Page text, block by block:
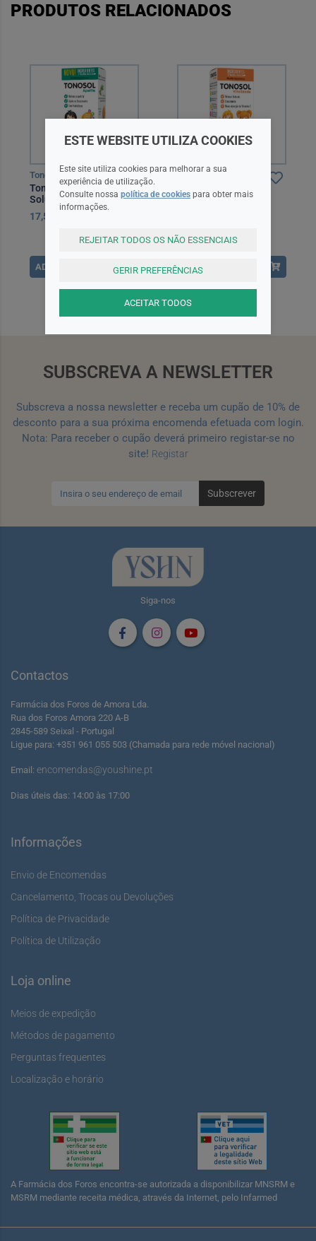
PRODUTOS RELACIONADOS
Tonosol
Tonosol Apetite
Solução Oral 150 ml
17,50EUR
ADICIONAR
Tonosol
Tonosol Vitalidade
Solução Oral 200 ml
ADICIONAR
SUBSCREVA A NEWSLETTER
Subscreva a nossa newsletter e receba um cupão de 10% de
desconto para a sua próxima encomenda efetuada com login.
Nota: Para receber o cupão deverá primeiro registar-se no
site! Registar
Subscrever
Siga-nos
Contactos
Farmácia dos Foros de Amora Lda.
Rua dos Foros Amora 220 A-B
2845-589 Seixal - Portugal
Ligue para: +351 961 055 503 (Chamada para rede móvel nacional)
Email: encomendas@youshine.pt
Dias úteis das: 14:00 às 17:00
Informações
Envio de Encomendas
Cancelamento, Trocas ou Devoluções
Política de Privacidade
Política de Utilização
Loja online
Meios de expedição
Métodos de pagamento
Perguntas frequentes
Localização e horário
A Farmácia dos Foros encontra-se autorizada a disponibilizar MNSRM e
MSRM mediante receita médica, através da Internet, pelo Infarmed
ESTE WEBSITE UTILIZA COOKIES
Este site utiliza cookies para melhorar a sua
experiência de utilização.
Consulte nossa política de cookies para obter mais
informações.
REJEITAR TODOS OS NÃO ESSENCIAIS
GERIR PREFERÊNCIAS
ACEITAR TODOS